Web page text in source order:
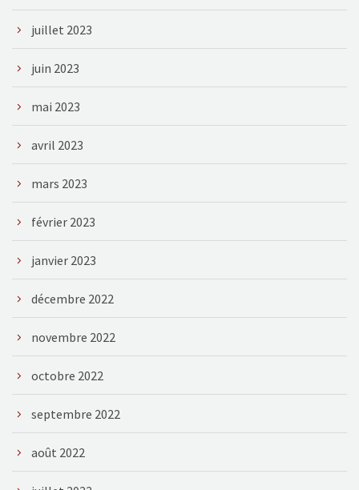
juillet 2023
juin 2023
mai 2023
avril 2023
mars 2023
février 2023
janvier 2023
décembre 2022
novembre 2022
octobre 2022
septembre 2022
août 2022